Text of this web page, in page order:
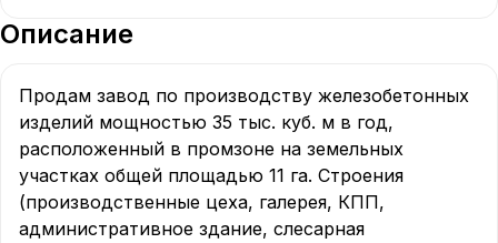
Описание
Продам завод по производству железобетонных
изделий мощностью 35 тыс. куб. м в год,
расположенный в промзоне на земельных
участках общей площадью 11 га. Строения
(производственные цеха, галерея, КПП,
административное здание, слесарная